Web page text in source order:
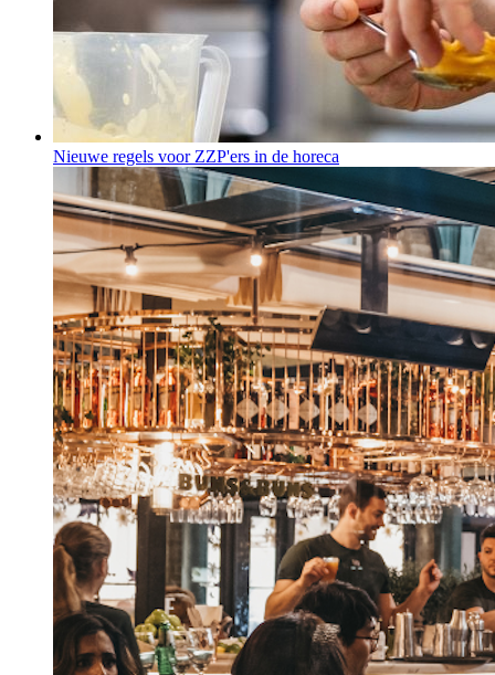
Nieuwe regels voor ZZP'ers in de horeca